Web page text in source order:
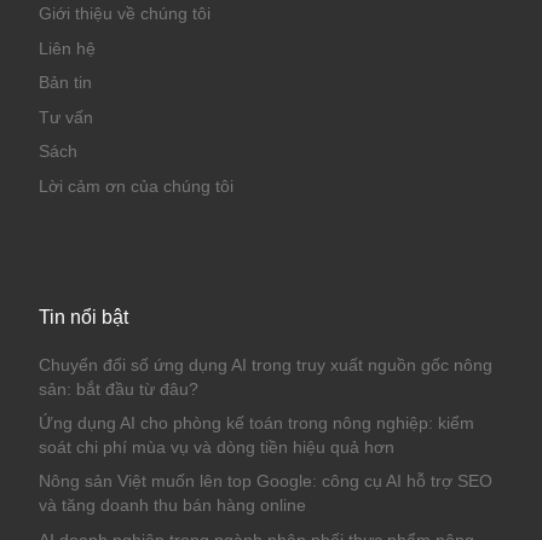
Giới thiệu về chúng tôi
Liên hệ
Bản tin
Tư vấn
Sách
Lời cảm ơn của chúng tôi
Tin nổi bật
Chuyển đổi số ứng dụng AI trong truy xuất nguồn gốc nông
sản: bắt đầu từ đâu?
Ứng dụng AI cho phòng kế toán trong nông nghiệp: kiểm
soát chi phí mùa vụ và dòng tiền hiệu quả hơn
Nông sản Việt muốn lên top Google: công cụ AI hỗ trợ SEO
và tăng doanh thu bán hàng online